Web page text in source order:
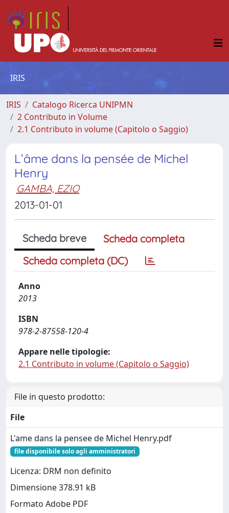
IRIS
IRIS
Catalogo Ricerca UNIPMN
2 Contributo in Volume
2.1 Contributo in volume (Capitolo o Saggio)
L’âme dans la pensée de Michel
Henry
GAMBA, EZIO
2013-01-01
Scheda breve
Scheda completa
Scheda completa (DC)
Anno
2013
ISBN
978-2-87558-120-4
Appare nelle tipologie:
2.1 Contributo in volume (Capitolo o Saggio)
File in questo prodotto:
File
L'ame dans la pensee de Michel Henry.pdf
file disponibile solo agli amministratori
Licenza: DRM non definito
Dimensione 378.91 kB
Formato Adobe PDF